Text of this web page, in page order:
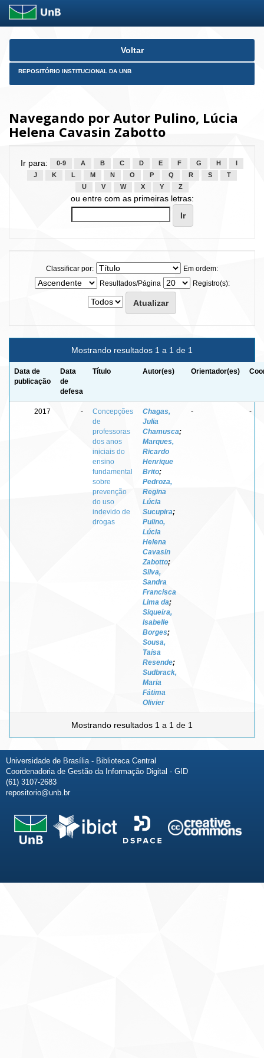
Skip
Voltar
REPOSITÓRIO INSTITUCIONAL DA UNB
Navegando por Autor Pulino, Lúcia
Helena Cavasin Zabotto
Ir para: 0-9 A B C D E F G H
J
K L M N O P Q R S
T
U
V W X Y Z
ou entre com as primeiras letras:
Classificar por:
Em ordem:
Resultados/Página
Registro(s):
Mostrando resultados 1 a 1 de 1
Data de
publicação
Data
de
defesa
Título Autor(es) Orientador(es)
2017 -
Concepções
de
professoras
dos anos
iniciais do
ensino
fundamental
sobre
prevenção
do uso
indevido de
drogas
Chagas,
Julia
Chamusca;
Marques,
Ricardo
Henrique
Brito;
Pedroza,
Regina
Lúcia
Sucupira;
Pulino,
Lúcia
Helena
Cavasin
Zabotto;
Silva,
Sandra
Francisca
Lima da;
Siqueira,
Isabelle
Borges;
Sousa,
Taísa
Resende;
Sudbrack,
Maria
Fátima
Olivier
- -
Mostrando resultados 1 a 1 de 1
Universidade de Brasília - Biblioteca Central
Coordenadoria de Gestão da Informação Digital - GID
(61) 3107-2683
repositorio@unb.br